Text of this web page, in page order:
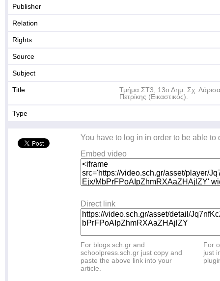
Publisher
Relation
Rights
Source
Subject
Title
Τμήμα:ΣΤ3, 13ο Δημ. Σχ.
Πετρίκης (Εικαστικός).
Type
You have to log in in order to be able to
Embed video
Direct link
For blogs.sch.gr and
schoolpress.sch.gr just copy and
paste the above link into your
article.
For
just